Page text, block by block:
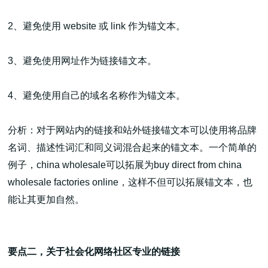
2、避免使用 website 或 link 作为锚文本。
3、避免使用网址作为链接锚文本。
4、避免使用自己的域名名称作为锚文本。
分析：对于网站内的链接和站外链接锚文本可以使用将品牌
名词、描述性词汇和同义词混合起来的锚文本。一个简单的
例子，china wholesale可以拓展为buy direct from china
wholesale factories online，这样不但可以拓展锚文本，也
能让其更加自然。
要点二，关于社会化网络社区专业的链接